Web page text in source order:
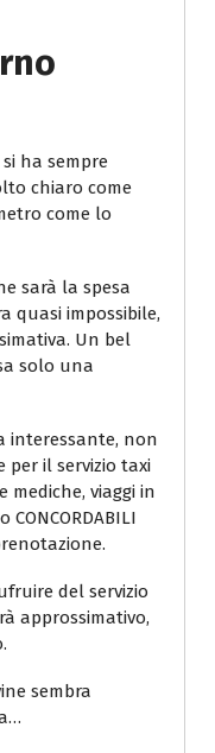
ha sempre
chiaro come
come lo
sarà la spesa
quasi impossibile,
Un bel
solo una
interessante, non
il servizio taxi
mediche, viaggi in
del servizio
approssimativo,
sembra